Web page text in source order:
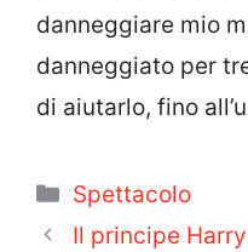
danneggiare mio
danneggia­to per
di aiu­tarlo, fino
Categorie
Spettacolo
Il principe